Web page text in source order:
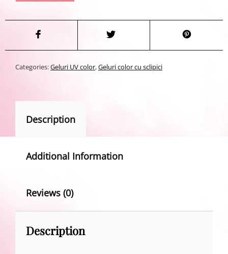
Categories:Geluri UV color,Geluri color cu sclipici
Description
Additional Information
Reviews (0)
Description